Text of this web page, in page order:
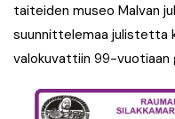
taiteiden museo Malvan
suunnittelemaa julistetta
valokuvattiin 99-vuotiaan